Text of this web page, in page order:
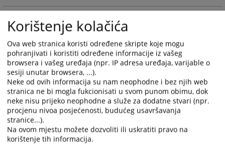
question
mark
to
get
the
keyboard
shortcuts
for
changing
dates.
question
mark
to
get
the
keyboard
shortcuts
for
changing
Sedmice sudskog poravnanja 11. do 22.
maja 2026. godine. Riješite spor brže i
jeftinije !
20.04.2026.
INTERVJU: Predsjednica Okružnog
privrednog suda u Prijedoru Dijana
Mazalić Nović o rezultatima rada suda za
2025.godinu
08.04.2026.
Korištenje kolačića
Ova web stranica koristi određene skripte koje mogu
pohranjivati i koristiti određene informacije iz vašeg
browsera i vašeg uređaja (npr. IP adresa uređaja, varijable o
sesiji unutar browsera, ...).
Neke od ovih informacija su nam neophodne i bez njih web
stranica ne bi mogla fukcionisati u svom punom obimu, dok
neke nisu prijeko neophodne a služe za dodatne stvari (npr.
procjenu nivoa posjećenosti, budućeg usavršavanja
stranice...).
Na ovom mjestu možete dozvoliti ili uskratiti pravo na
korištenje tih informacija.